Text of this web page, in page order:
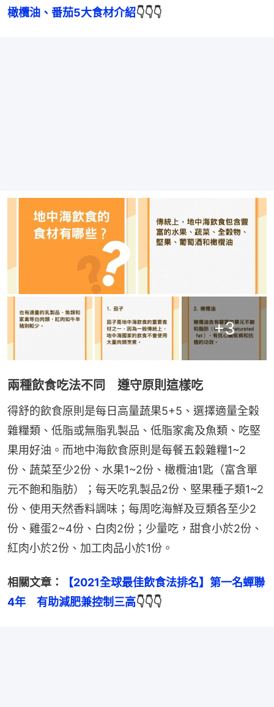
橄欖油、番茄5大食材介紹👇👇👇
+3
兩種飲食吃法不同 遵守原則這樣吃
得舒的飲食原則是每日高量蔬果5+5、選擇適量全榖
雜糧類、低脂或無脂乳製品、低脂家禽及魚類、吃堅
果用好油。而地中海飲食原則是每餐五穀雜糧1~2
份、蔬菜至少2份、水果1~2份、橄欖油1匙（富含單
元不飽和脂肪）；每天吃乳製品2份、堅果種子類1~2
份、使用天然香料調味；每周吃海鮮及豆類各至少2
份、雞蛋2~4份、白肉2份；少量吃，甜食小於2份、
紅肉小於2份、加工肉品小於1份。
相關文章：
【2021全球最佳飲食法排名】第一名蟬聯
4年　有助減肥兼控制三高👇👇👇